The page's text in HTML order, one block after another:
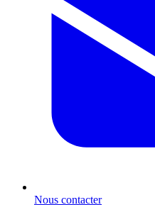
Nous contacter